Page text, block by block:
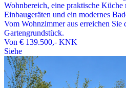
Wohnbereich, eine praktische
Einbaugeräten und ein modernes
Vom Wohnzimmer aus erreichen Sie
Gartengrundstück.
Von € 139.500,- KNK
Siehe